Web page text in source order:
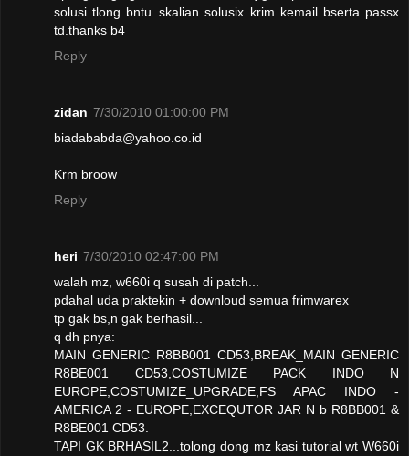
solusi tlong bntu..skalian solusix krim kemail bserta passx
td.thanks b4
Reply
zidan 7/30/2010 01:00:00 PM
biadababda@yahoo.co.id
Krm broow
Reply
heri 7/30/2010 02:47:00 PM
walah mz, w660i q susah di patch...
pdahal uda praktekin + downloud semua frimwarex
tp gak bs,n gak berhasil...
q dh pnya:
MAIN GENERIC R8BB001 CD53,BREAK_MAIN GENERIC
R8BE001 CD53,COSTUMIZE PACK INDO N
EUROPE,COSTUMIZE_UPGRADE,FS APAC INDO -
AMERICA 2 - EUROPE,EXCEQUTOR JAR N b R8BB001 &
R8BE001 CD53.
TAPI GK BRHASIL2...tolong dong mz kasi tutorial wt W660i